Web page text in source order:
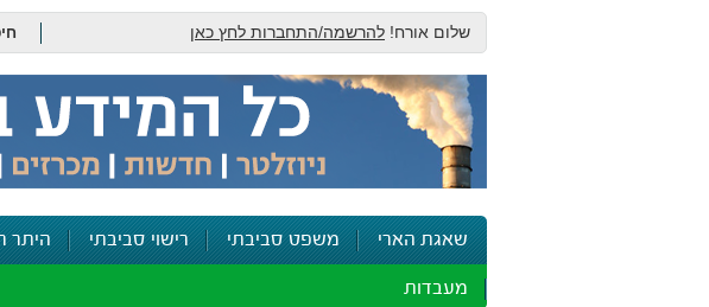
שלום אורח! להרשמה/התחברות לחץ כאן
שאגת הארי משפט סביבתי רישוי סביבתי היתר
מעבדות